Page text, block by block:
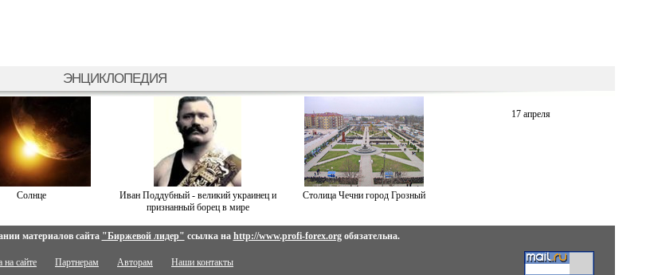
ЭНЦИКЛОПЕДИЯ
Солнце
Иван Поддубный - великий украинец и
признанный борец в мире
Столица Чечни город Грозный
17 апреля
материалов сайта "Биржевой лидер" ссылка на http://www.profi-forex.orgобязательна.
на сайте Партнерам Авторам Наши контакты